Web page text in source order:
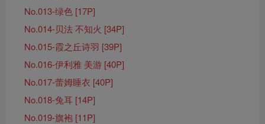
No.013-绿色 [17P]
No.014-贝法 不知火 [34P]
No.015-霞之丘诗羽 [39P]
No.016-伊利雅 美游 [40P]
No.017-蕾姆睡衣 [40P]
No.018-兔耳 [14P]
No.019-旗袍 [11P]